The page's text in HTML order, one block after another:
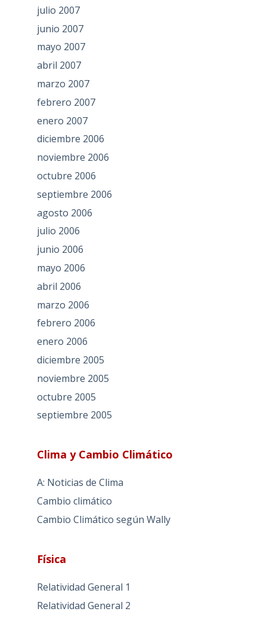
julio 2007
junio 2007
mayo 2007
abril 2007
marzo 2007
febrero 2007
enero 2007
diciembre 2006
noviembre 2006
octubre 2006
septiembre 2006
agosto 2006
julio 2006
junio 2006
mayo 2006
abril 2006
marzo 2006
febrero 2006
enero 2006
diciembre 2005
noviembre 2005
octubre 2005
septiembre 2005
Clima y Cambio Climático
A: Noticias de Clima
Cambio climático
Cambio Climático según Wally
Física
Relatividad General 1
Relatividad General 2